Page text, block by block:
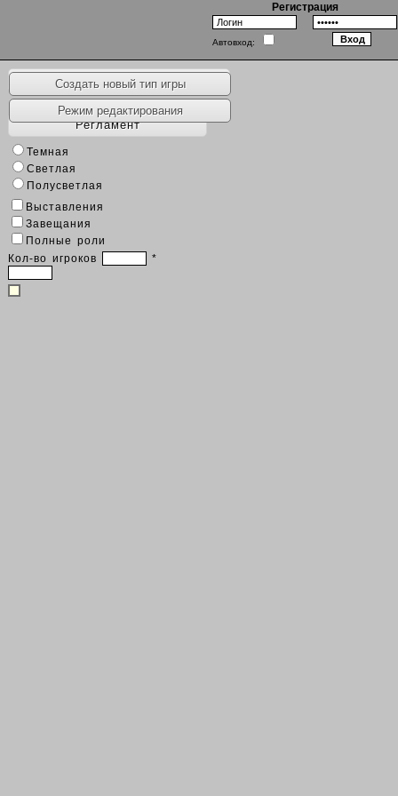
Регистрация
Автовход:
Наборы игр
Создать новый тип игры
Режим редактирования
Регламент
Темная
Светлая
Полусветлая
Выставления
Завещания
Полные роли
Кол-во игроков
*